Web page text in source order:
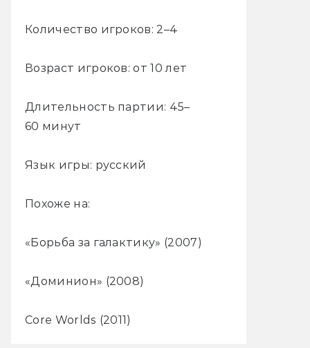
Количество игроков: 2–4
Возраст игроков: от 10 лет
Длительность партии: 45–
60 минут
Язык игры: русский
Похоже на:
«Борьба за галактику» (2007)
«Доминион» (2008)
Core Worlds (2011)